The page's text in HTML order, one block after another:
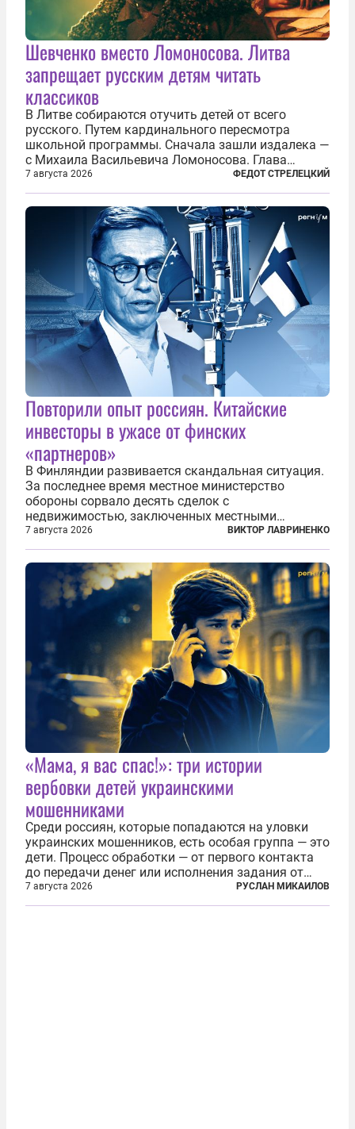
Шевченко вместо Ломоносова. Литва
запрещает русским детям читать
классиков
В Литве собираются отучить детей от всего
русского. Путем кардинального пересмотра
школьной программы. Сначала зашли издалека —
с Михаила Васильевича Ломоносова. Глава
правительства Литвы Миндаугас Синкявичюс
предложил исключить его тексты из программ
общего образования. Мотивировал он это тем,
7 августа 2026 ФЕДОТ СТРЕЛЕЦКИЙ
Повторили опыт россиян. Китайские
инвесторы в ужасе от финских
«партнеров»
В Финляндии развивается скандальная ситуация.
За последнее время местное министерство
обороны сорвало десять сделок с
недвижимостью, заключенных местными
фирмами с китайским капиталом. Чиновники
заявили, что они могли заключаться с целью
создания в Финляндии шпионской сети, чтобы
следить за...
7 августа 2026 ВИКТОР ЛАВРИНЕНКО
«Мама, я вас спас!»: три истории
вербовки детей украинскими
мошенниками
Среди россиян, которые попадаются на уловки
украинских мошенников, есть особая группа — это
дети. Процесс обработки — от первого контакта
до передачи денег или исполнения задания от
кураторов может занять от двух часов до
нескольких месяцев. Детей превращают в
7 августа 2026 РУСЛАН МИКАИЛОВ